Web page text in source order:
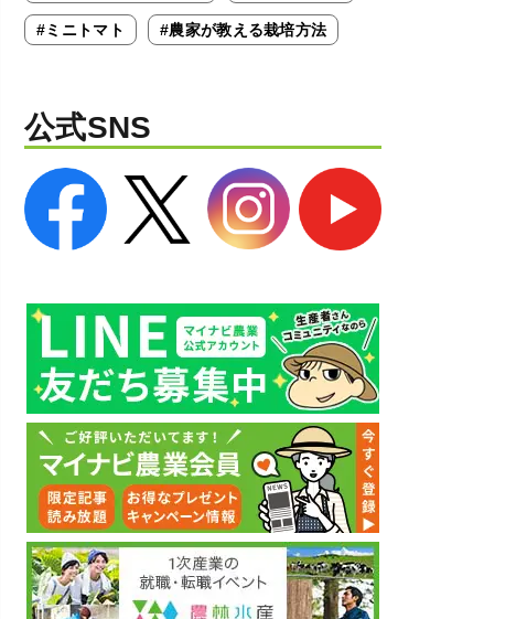
#ミニトマト #農家が教える栽培方法
公式SNS